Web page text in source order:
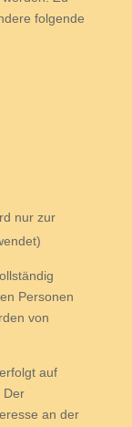
folgende
nur zur
Personen
von
auf
Der
an der